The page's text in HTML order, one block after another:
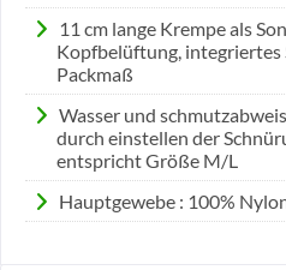
11 cm lange Krempe als
Kopfbelüftung, integriertes
Packmaß
Wasser und
durch einstellen der
entspricht Größe M/L
Hauptgewebe : 100%